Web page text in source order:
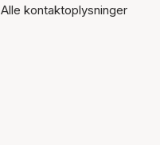
Alle kontaktoplysninger